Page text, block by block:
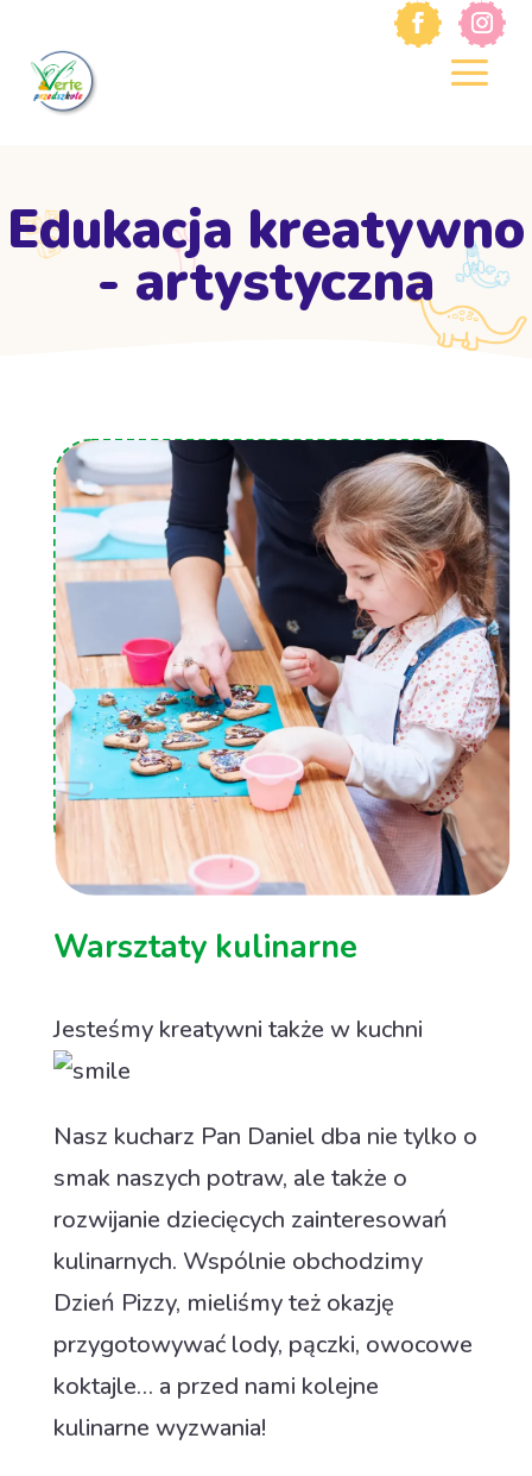
Edukacja kreatywno
- artystyczna
Warsztaty kulinarne
Jesteśmy kreatywni także w kuchni
Nasz kucharz Pan Daniel dba nie tylko o
smak naszych potraw, ale także o
rozwijanie dziecięcych zainteresowań
kulinarnych. Wspólnie obchodzimy
Dzień Pizzy, mieliśmy też okazję
przygotowywać lody, pączki, owocowe
koktajle… a przed nami kolejne
kulinarne wyzwania!